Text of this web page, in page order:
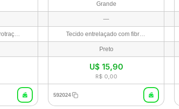
Grande
—
Tecido texturizado microtraçado Tecido entrelaçado com fibras de seda. Fundo de borracha antiderrapante
Preto
U$ 15,90
R$ 0,00
592024